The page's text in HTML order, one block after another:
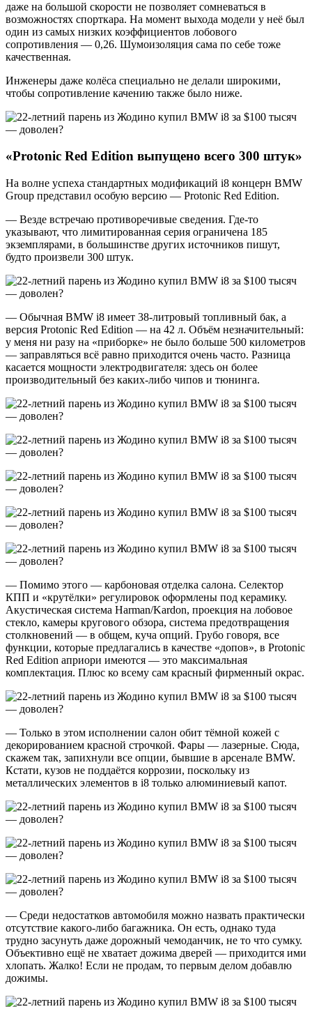
даже на большой скорости не позволяет сомневаться в
возможностях спорткара. На момент выхода модели у неё был
один из самых низких коэффициентов лобового
сопротивления — 0,26. Шумоизоляция сама по себе тоже
качественная.
Инженеры даже колёса специально не делали широкими,
чтобы сопротивление качению также было ниже.
«Protonic Red Edition выпущено всего 300 штук»
На волне успеха стандартных модификаций i8 концерн BMW
Group представил особую версию — Protonic Red Edition.
— Везде встречаю противоречивые сведения. Где-то
указывают, что лимитированная серия ограничена 185
экземплярами, в большинстве других источников пишут,
будто произвели 300 штук.
— Обычная BMW i8 имеет 38-литровый топливный бак, а
версия Protonic Red Edition — на 42 л. Объём незначительный:
у меня ни разу на «приборке» не было больше 500 километров
— заправляться всё равно приходится очень часто. Разница
касается мощности электродвигателя: здесь он более
производительный без каких-либо чипов и тюнинга.
— Помимо этого — карбоновая отделка салона. Селектор
КПП и «крутёлки» регулировок оформлены под керамику.
Акустическая система Harman/Kardon, проекция на лобовое
стекло, камеры кругового обзора, система предотвращения
столкновений — в общем, куча опций. Грубо говоря, все
функции, которые предлагались в качестве «допов», в Protonic
Red Edition априори имеются — это максимальная
комплектация. Плюс ко всему сам красный фирменный окрас.
— Только в этом исполнении салон обит тёмной кожей с
декорированием красной строчкой. Фары — лазерные. Сюда,
скажем так, запихнули все опции, бывшие в арсенале BMW.
Кстати, кузов не поддаётся коррозии, поскольку из
металлических элементов в i8 только алюминиевый капот.
— Среди недостатков автомобиля можно назвать практически
отсутствие какого-либо багажника. Он есть, однако туда
трудно засунуть даже дорожный чемоданчик, не то что сумку.
Объективно ещё не хватает дожима дверей — приходится ими
хлопать. Жалко! Если не продам, то первым делом добавлю
дожимы.